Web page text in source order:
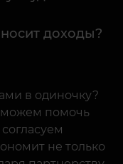
помочь
не только
партнерству,
уже